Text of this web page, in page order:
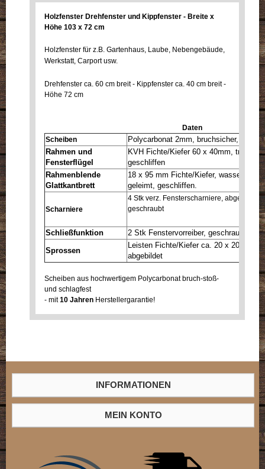
Holzfenster Drehfenster und Kippfenster - Breite x
Höhe 103 x 72 cm
Holzfenster für z.B. Gartenhaus, Laube, Nebengebäude,
Werkstatt, Carport usw.
Drehfenster ca. 60 cm breit - Kippfenster ca. 40 cm breit -
Höhe 72 cm
Daten
Scheiben
Polycarbonat 2mm, bruchsicher,
Rahmen und
Fensterflügel
KVH Fichte/Kiefer 60 x 40mm,
geschliffen
Rahmenblende
Glattkantbrett
18 x 95 mm Fichte/Kiefer, wasserfest
geleimt, geschliffen.
Scharniere
4 Stk verz. Fensterscharniere,
geschraubt
Schließfunktion
2 Stk Fenstervorreiber, geschraubt mit
Sprossen
Leisten Fichte/Kiefer ca. 20 x 20 mm -
abgebildet
Scheiben aus hochwertigem Polycarbonat bruch-stoß-
und schlagfest
- mit10 Jahren Herstellergarantie!
INFORMATIONEN
MEIN KONTO